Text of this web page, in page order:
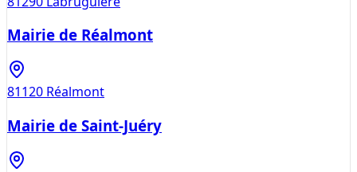
Mairie de Réalmont
81120 Réalmont
Mairie de Saint-Juéry